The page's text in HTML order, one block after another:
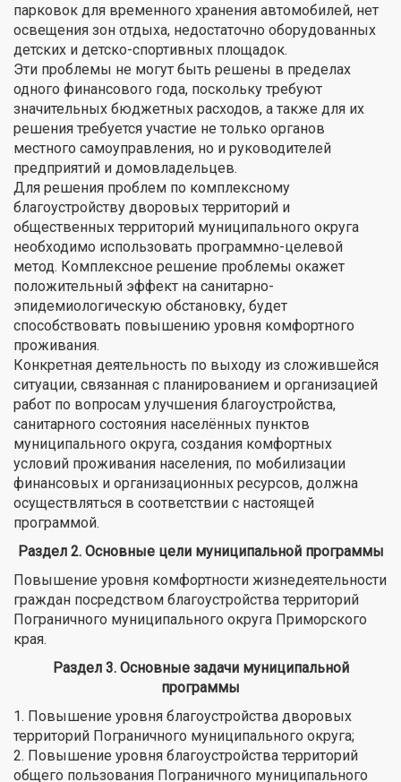
парковок для временного хранения автомобилей, нет
освещения зон отдыха, недостаточно оборудованных
детских и детско-спортивных площадок.
Эти проблемы не могут быть решены в пределах
одного финансового года, поскольку требуют
значительных бюджетных расходов, а также для их
решения требуется участие не только органов
местного самоуправления, но и руководителей
предприятий и домовладельцев.
Для решения проблем по комплексному
благоустройству дворовых территорий и
общественных территорий муниципального округа
необходимо использовать программно-целевой
метод. Комплексное решение проблемы окажет
положительный эффект на санитарно-
эпидемиологическую обстановку, будет
способствовать повышению уровня комфортного
проживания.
Конкретная деятельность по выходу из сложившейся
ситуации, связанная с планированием и организацией
работ по вопросам улучшения благоустройства,
санитарного состояния населённых пунктов
муниципального округа, создания комфортных
условий проживания населения, по мобилизации
финансовых и организационных ресурсов, должна
осуществляться в соответствии с настоящей
программой.
Раздел 2. Основные цели муниципальной программы
Повышение уровня комфортности жизнедеятельности
граждан посредством благоустройства территорий
Пограничного муниципального округа Приморского
края.
Раздел 3. Основные задачи муниципальной
программы
1. Повышение уровня благоустройства дворовых
территорий Пограничного муниципального округа;
2. Повышение уровня благоустройства территорий
общего пользования Пограничного муниципального